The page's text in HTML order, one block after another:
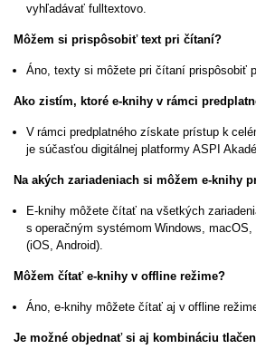
vyhľadávať fulltextovo.
Môžem si prispôsobiť text pri čítaní?
Áno, texty si môžete pri čítaní prispôsobiť
Ako zistím, ktoré e-knihy v rámci
V rámci predplatného získate prístup k
je súčasťou digitálnej platformy ASPI
Na akých zariadeniach si môžem e-knihy
E-knihy môžete čítať na všetkých
s operačným systémom Windows,
(iOS, Android).
Môžem čítať e-knihy v offline režime?
Áno, e-knihy môžete čítať aj v offline
Je možné objednať si aj kombináciu